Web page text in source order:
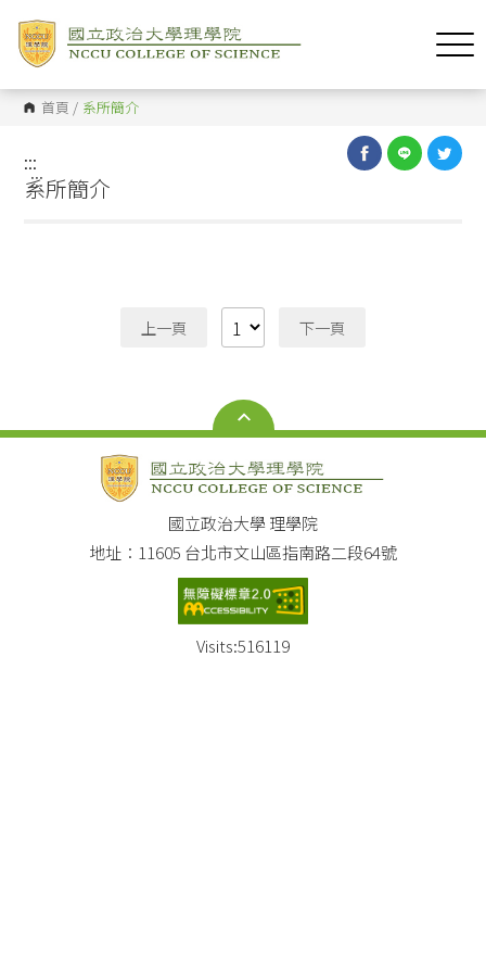
首頁 / 系所簡介
:::
:::
系所簡介
上一頁 下一頁
國立政治大學 理學院
地址：11605 台北市文山區指南路二段64號
Visits:516119